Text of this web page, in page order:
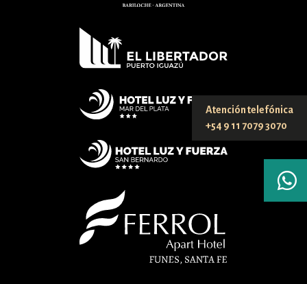
Atención telefónica
+54 9 11 7079 3070
